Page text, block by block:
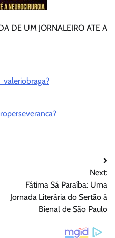
DE UM JORNALEIRO ATE A
Next:
Fátima Sá Paraíba: Uma
Jornada Literária do Sertão à
Bienal de São Paulo